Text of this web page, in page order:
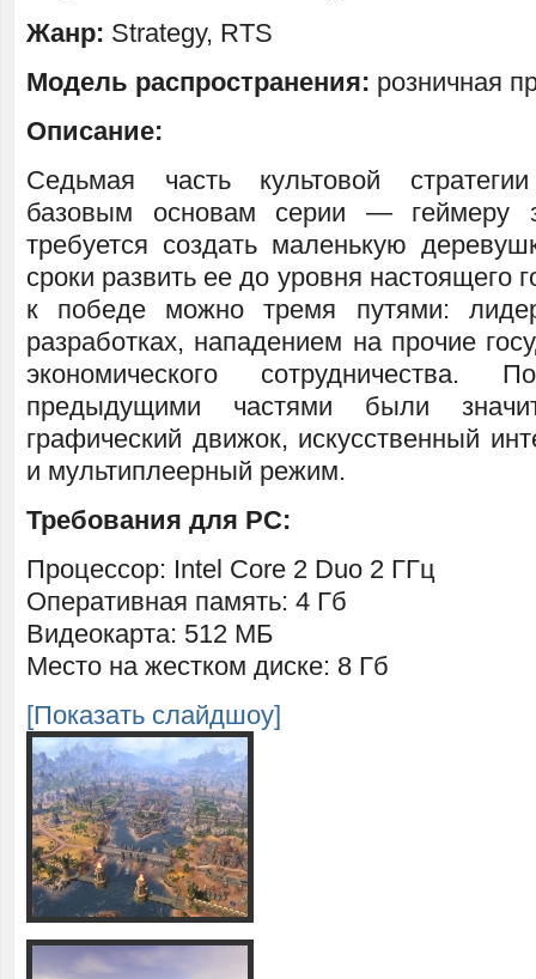
Жанр: Strategy, RTS
Модель распространения: розничная
Описание:
Седьмая часть культовой
базовым основам серии — геймеру
требуется создать маленькую
сроки развить ее до уровня настоящего
к победе можно тремя путями:
разработках, нападением на прочие
экономического
предыдущими частями были
графический движок, искусственный
и мультиплеерный режим.
Требования для PC:
Процессор: Intel Core 2 Duo 2 ГГц
Оперативная память: 4 Гб
Видеокарта: 512 МБ
Место на жестком диске: 8 Гб
[Показать слайдшоу]